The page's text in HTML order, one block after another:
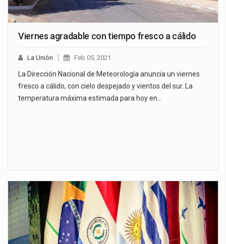
Viernes agradable con tiempo fresco a cálido
La Unión Feb 05, 2021
La Dirección Nacional de Meteorología anuncia un viernes
fresco a cálido, con cielo despejado y vientos del sur. La
temperatura máxima estimada para hoy en…